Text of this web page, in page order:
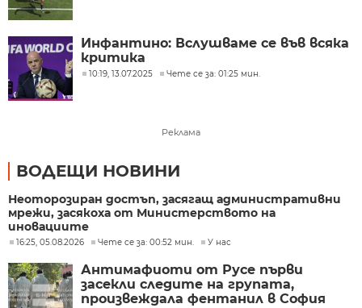
Инфантино: Вслушваме се във всяка
критика
10:19, 13.07.2025 Чете се за: 01:25 мин.
Реклама
ВОДЕЩИ НОВИНИ
Неоторозиран достъп, засягащ административни
мрежи, засякоха от Министерството на
иновациите
16:25, 05.08.2026 Чете се за: 00:52 мин. У нас
Антимафиоти от Русе първи
засекли следите на групата,
произвеждала фентанил в София